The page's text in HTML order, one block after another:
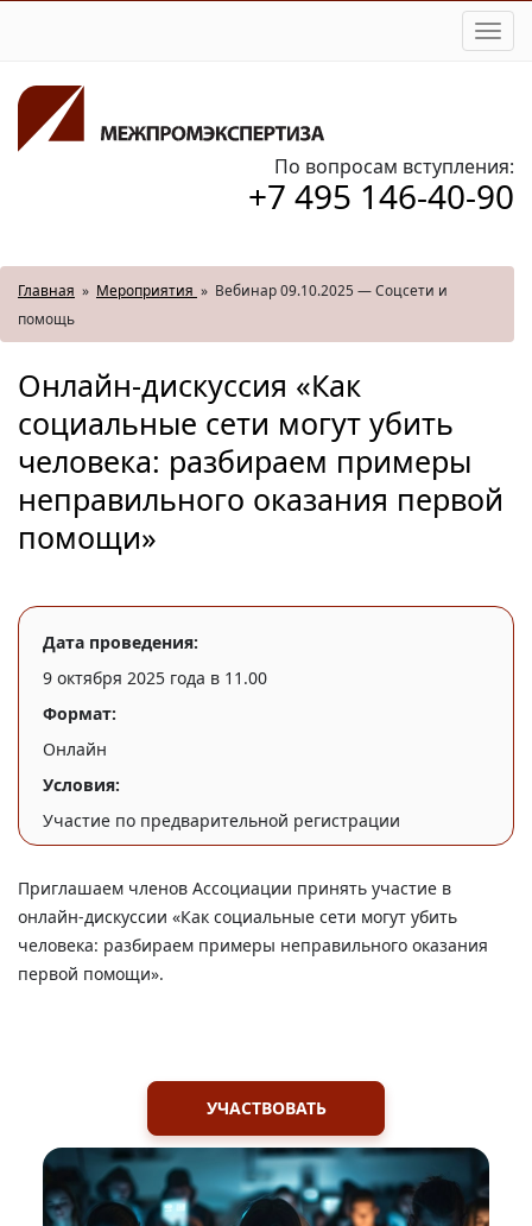
По вопросам вступления:
+7 495 146-40-90
Главная » Мероприятия » Вебинар 09.10.2025 — Соцсети и
помощь
Онлайн-дискуссия «Как
социальные сети могут убить
человека: разбираем примеры
неправильного оказания первой
помощи»
Дата проведения:
9 октября 2025 года в 11.00
Формат:
Онлайн
Условия:
Участие по предварительной регистрации
Приглашаем членов Ассоциации принять участие в
онлайн-дискуссии «Как социальные сети могут убить
человека: разбираем примеры неправильного оказания
первой помощи».
УЧАСТВОВАТЬ